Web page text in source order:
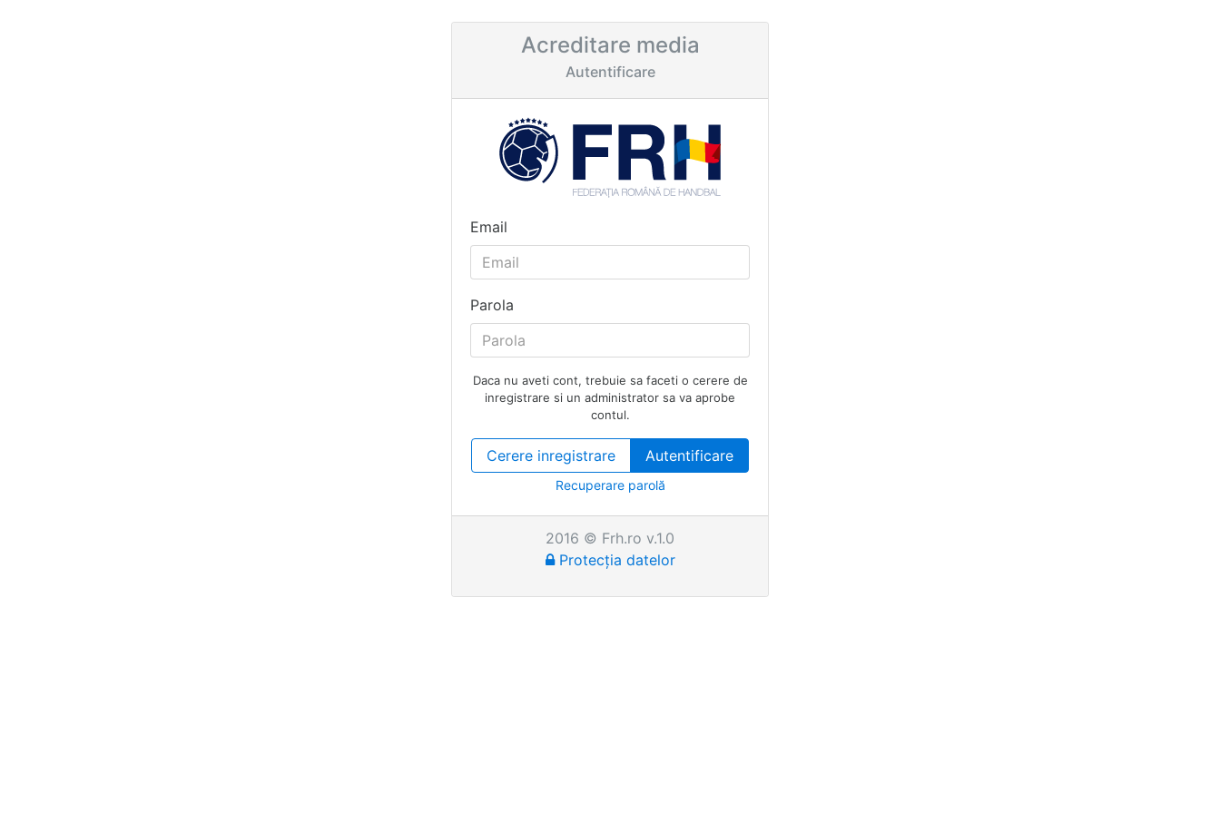
Acreditare media
Autentificare
Email
Parola
Daca nu aveti cont, trebuie sa faceti o cerere de
inregistrare si un administrator sa va aprobe
contul.
Cerere inregistrare Autentificare
Recuperare parolă
2016 © Frh.ro v.1.0
Protecția datelor